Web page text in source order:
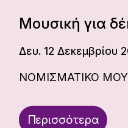
Μουσική για
Δευ. 12 Δεκεμβρίου
ΝΟΜΙΣΜΑΤΙΚΟ
Περισσότερα